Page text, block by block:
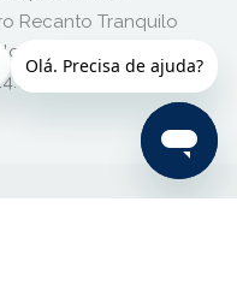
Recanto Tranquilo
– CEP : 12.949-150
0001-68